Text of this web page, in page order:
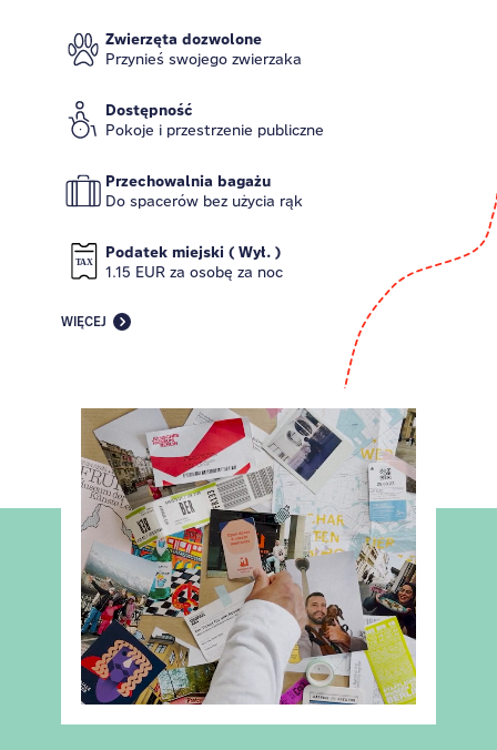
Zwierzęta dozwolone
Przynieś swojego zwierzaka
Dostępność
Pokoje i przestrzenie publiczne
Przechowalnia bagażu
Do spacerów bez użycia rąk
Podatek miejski ( Wył. )
1.15 EUR za osobę za noc
WIĘCEJ